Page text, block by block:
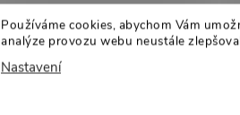
Používáme cookies, abychom Vám
analýze provozu webu neustále
Nastavení